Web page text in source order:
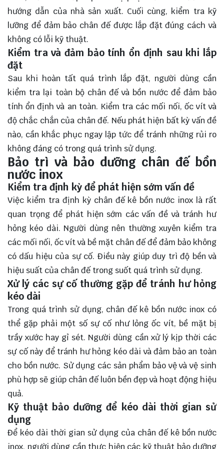
hướng dẫn của nhà sản xuất. Cuối cùng, kiểm tra kỹ
lưỡng để đảm bảo chân đế được lắp đặt đúng cách và
không có lỗi kỹ thuật.
Kiểm tra và đảm bảo tính ổn định sau khi lắp
đặt
Sau khi hoàn tất quá trình lắp đặt, người dùng cần
kiểm tra lại toàn bộ chân đế và bồn nước để đảm bảo
tính ổn định và an toàn. Kiểm tra các mối nối, ốc vít và
độ chắc chắn của chân đế. Nếu phát hiện bất kỳ vấn đề
nào, cần khắc phục ngay lập tức để tránh những rủi ro
không đáng có trong quá trình sử dụng.
Bảo trì và bảo dưỡng chân đế bồn
nước inox
Kiểm tra định kỳ để phát hiện sớm vấn đề
Việc kiểm tra định kỳ chân đế kê bồn nước inox là rất
quan trọng để phát hiện sớm các vấn đề và tránh hư
hỏng kéo dài. Người dùng nên thường xuyên kiểm tra
các mối nối, ốc vít và bề mặt chân đế để đảm bảo không
có dấu hiệu của sự cố. Điều này giúp duy trì độ bền và
hiệu suất của chân đế trong suốt quá trình sử dụng.
Xử lý các sự cố thường gặp để tránh hư hỏng
kéo dài
Trong quá trình sử dụng, chân đế kê bồn nước inox có
thể gặp phải một số sự cố như lỏng ốc vít, bề mặt bị
trầy xước hay gỉ sét. Người dùng cần xử lý kịp thời các
sự cố này để tránh hư hỏng kéo dài và đảm bảo an toàn
cho bồn nước. Sử dụng các sản phẩm bảo vệ và vệ sinh
phù hợp sẽ giúp chân đế luôn bền đẹp và hoạt động hiệu
quả.
Kỹ thuật bảo dưỡng để kéo dài thời gian sử
dụng
Để kéo dài thời gian sử dụng của chân đế kê bồn nước
inox, người dùng cần thực hiện các kỹ thuật bảo dưỡng